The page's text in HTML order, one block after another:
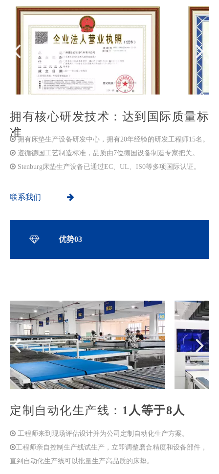
拥有核心研发技术：达到国际质量标
准
 拥有床垫生产设备研发中心，拥有20年经验的研发工程师15名。
 遵循德国工艺制造标准，品质由7位德国设备制造专家把关。
 Stenburg床垫生产设备已通过EC、UL、IS0等多项国际认证。
联系我们
优势03
定制自动化生产线： 1人等于8人
 工程师来到现场评估设计并为公司定制自动化生产方案。
工程师亲自控制生产线试生产，立即调整磨合精度和设备部件，
直到自动化生产线可以批量生产高品质的床垫。